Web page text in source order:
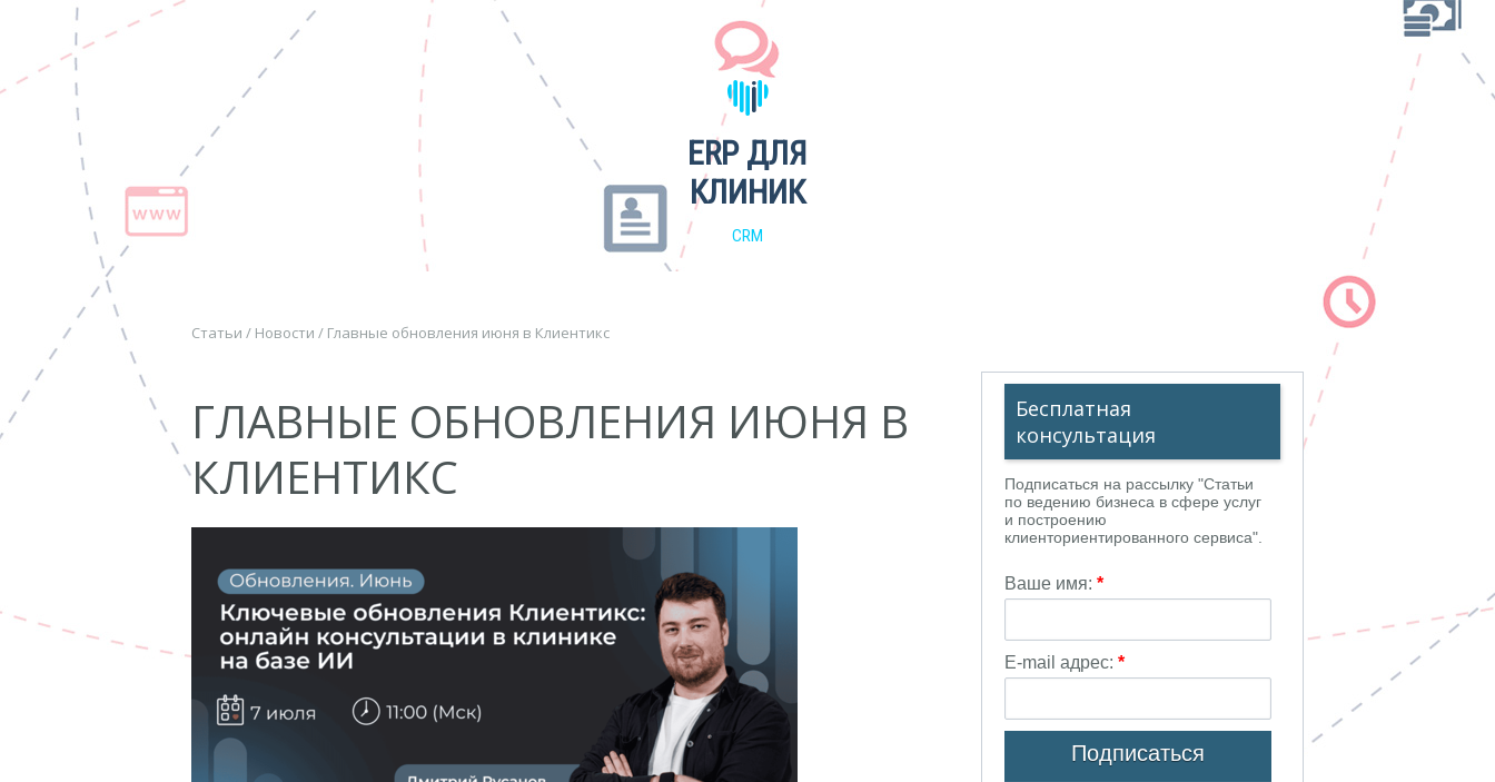
ERP ДЛЯ
КЛИНИК
CRM
Статьи / Новости / Главные обновления июня в Клиентикс
ГЛАВНЫЕ ОБНОВЛЕНИЯ ИЮНЯ В
КЛИЕНТИКС
Бесплатная
консультация